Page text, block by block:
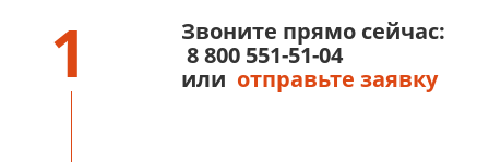
1
Звоните прямо сейчас:
8 800 551-51-04
или отправьте заявку